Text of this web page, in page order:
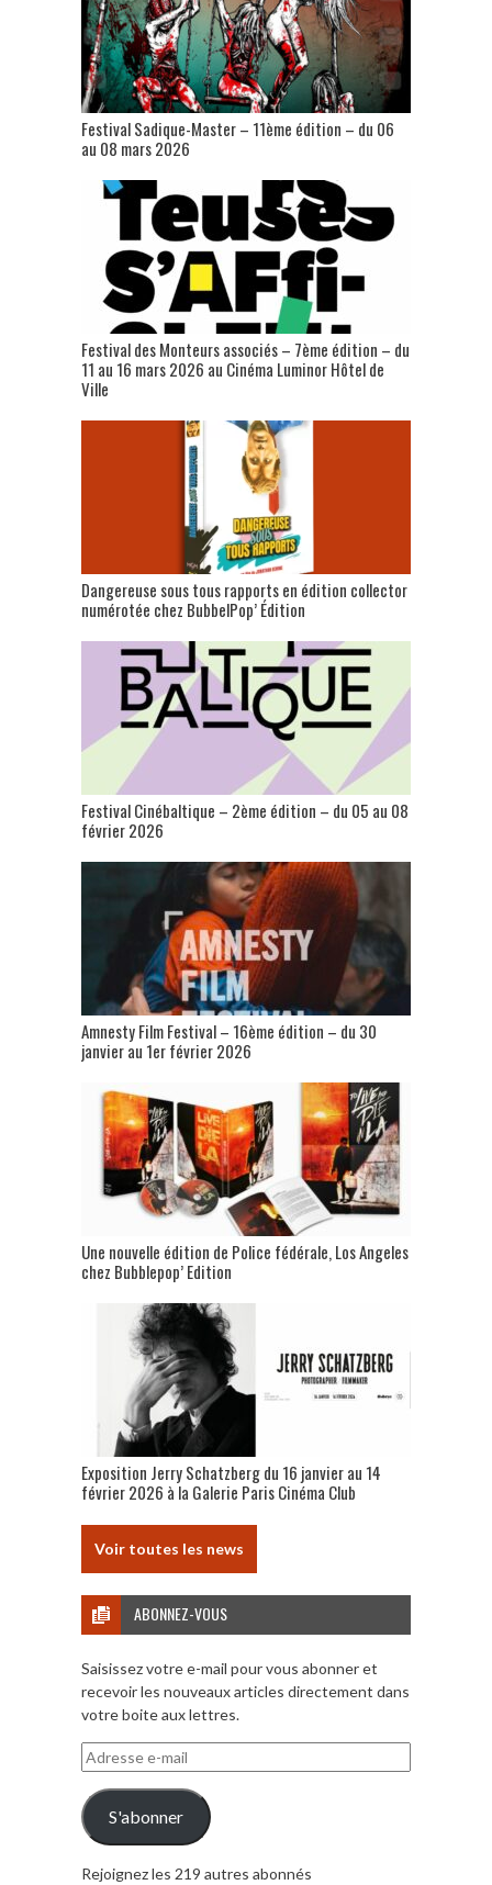
Festival Sadique-Master – 11ème édition – du 06
au 08 mars 2026
Festival des Monteurs associés – 7ème édition – du
11 au 16 mars 2026 au Cinéma Luminor Hôtel de
Ville
Dangereuse sous tous rapports en édition collector
numérotée chez BubbelPop’ Édition
Festival Cinébaltique – 2ème édition – du 05 au 08
février 2026
Amnesty Film Festival – 16ème édition – du 30
janvier au 1er février 2026
Une nouvelle édition de Police fédérale, Los Angeles
chez Bubblepop’ Edition
Exposition Jerry Schatzberg du 16 janvier au 14
février 2026 à la Galerie Paris Cinéma Club
Voir toutes les news
ABONNEZ-VOUS
Saisissez votre e-mail pour vous abonner et
recevoir les nouveaux articles directement dans
votre boite aux lettres.
Adresse
e-
mail
S'abonner
Rejoignez les 219 autres abonnés